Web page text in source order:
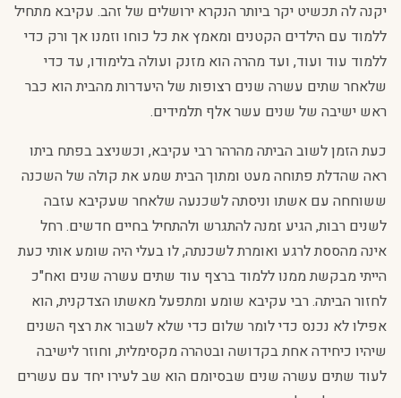
יקנה לה תכשיט יקר ביותר הנקרא ירושלים של זהב. עקיבא מתחיל
ללמוד עם הילדים הקטנים ומאמץ את כל כוחו וזמנו אך ורק כדי
ללמוד עוד ועוד, ועד מהרה הוא מזנק ועולה בלימודו, עד כדי
שלאחר שתים עשרה שנים רצופות של היעדרות מהבית הוא כבר
ראש ישיבה של שנים עשר אלף תלמידים.
כעת הזמן לשוב הביתה מהרהר רבי עקיבא, וכשניצב בפתח ביתו
ראה שהדלת פתוחה מעט ומתוך הבית שמע את קולה של השכנה
ששוחחה עם אשתו וניסתה לשכנעה שלאחר שעקיבא עזבה
לשנים רבות, הגיע זמנה להתגרש ולהתחיל בחיים חדשים. רחל
אינה מהססת לרגע ואומרת לשכנתה, לו בעלי היה שומע אותי כעת
הייתי מבקשת ממנו ללמוד ברצף עוד שתים עשרה שנים ואח"כ
לחזור הביתה. רבי עקיבא שומע ומתפעל מאשתו הצדקנית, הוא
אפילו לא נכנס כדי לומר שלום כדי שלא לשבור את רצף השנים
שיהיו כיחידה אחת בקדושה ובטהרה מקסימלית, וחוזר לישיבה
לעוד שתים עשרה שנים שבסיומם הוא שב לעירו יחד עם עשרים